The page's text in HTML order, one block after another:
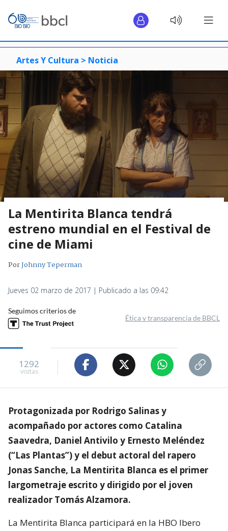
Artes Y Cultura > Noticia
La Mentirita Blanca tendrá
estreno mundial en el Festival de
cine de Miami
PorJohnny Teperman
Jueves 02 marzo de 2017 | Publicado a las 09:42
Seguimos criterios de
Ética y transparencia de BBCL
1292
visitas
Protagonizada por Rodrigo Salinas y
acompañado por actores como Catalina
Saavedra, Daniel Antivilo y Ernesto Meléndez
(“Las Plantas”) y el debut actoral del rapero
Jonas Sanche, La Mentirita Blanca es el primer
largometraje escrito y dirigido por el joven
realizador Tomás Alzamora.
La Mentirita Blanca participará en la HBO Ibero